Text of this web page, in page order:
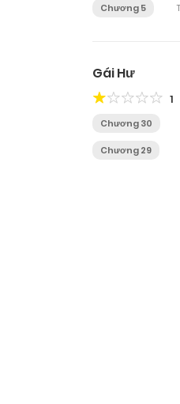
Chương 5
Gái Hư
1
Chương 30
Chương 29